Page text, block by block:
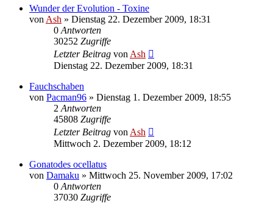
Wunder der Evolution - Toxine
von Ash » Dienstag 22. Dezember 2009, 18:31
0 Antworten
30252 Zugriffe
Letzter Beitrag von Ash
Dienstag 22. Dezember 2009, 18:31
Fauchschaben
von Pacman96 » Dienstag 1. Dezember 2009, 18:55
2 Antworten
45808 Zugriffe
Letzter Beitrag von Ash
Mittwoch 2. Dezember 2009, 18:12
Gonatodes ocellatus
von Damaku » Mittwoch 25. November 2009, 17:02
0 Antworten
37030 Zugriffe